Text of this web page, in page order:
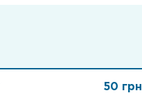
50 грн